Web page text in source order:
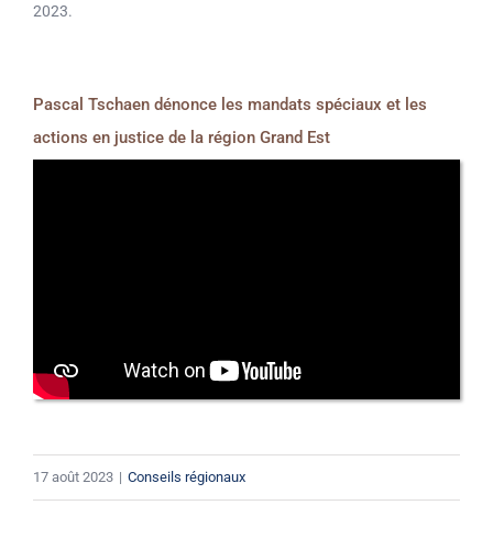
2023.
Pascal Tschaen dénonce les mandats spéciaux et les
actions en justice de la région Grand Est
17 août 2023 | Conseils régionaux